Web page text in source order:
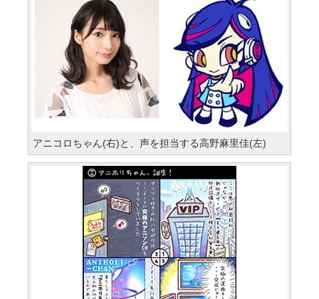
アニコロちゃん(右)と、声を担当する高野麻里佳(左)